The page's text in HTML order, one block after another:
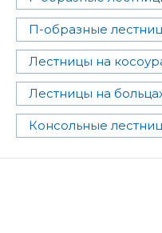
П-образные
Лестницы на
Лестницы на
Консольные